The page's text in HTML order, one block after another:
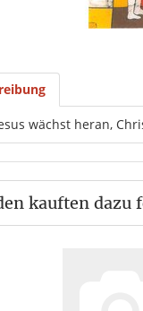
wächst heran,
kauften dazu